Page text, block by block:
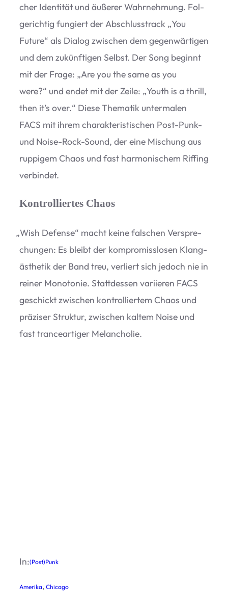
cher Iden­ti­tät und äuße­rer Wahr­neh­mung. Fol­
ge­rich­tig fun­giert der Abschluss­track „You
Future“ als Dia­log zwi­schen dem gegen­wär­ti­gen
und dem zukünf­ti­gen Selbst. Der Song beginnt
mit der Frage: „Are you the same as you
were?“ und endet mit der Zeile: „Youth is a thrill,
then it’s over.“ Diese The­ma­tik unter­ma­len
FACS mit ihrem cha­rak­te­ris­ti­schen Post-Punk-
und Noise-Rock-Sound, der eine Mischung aus
rup­pi­gem Chaos und fast har­mo­ni­schem Rif­fing
verbindet.
Kontrolliertes Chaos
„Wish Defense“ macht keine fal­schen Ver­spre­
chun­gen: Es bleibt der kom­pro­miss­lo­sen Klang­
äs­the­tik der Band treu, ver­liert sich jedoch nie in
rei­ner Mono­to­nie. Statt­des­sen vari­ie­ren FACS
geschickt zwi­schen kon­trol­lier­tem Chaos und
prä­zi­ser Struk­tur, zwi­schen kal­tem Noise und
fast trance­ar­ti­ger Melancholie.
In:(Post)Punk
Amerika, Chicago